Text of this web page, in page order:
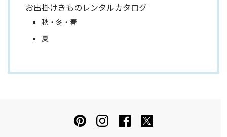
お出掛けきものレンタルカタログ
秋・冬・春
夏